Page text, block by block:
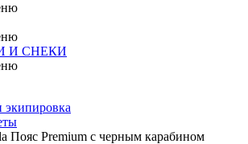
И СНЕКИ
экипировка
Пояс Premium с черным карабином